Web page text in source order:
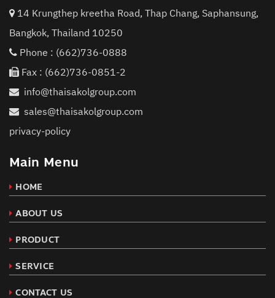
14 Krungthep kreetha Road, Thap Chang, Saphansung,
Bangkok, Thailand 10250
Phone : (662)736-0888
Fax : (662)736-0851-2
info@thaisakolgroup.com
sales@thaisakolgroup.com
privacy-policy
Main Menu
HOME
ABOUT US
PRODUCT
SERVICE
CONTACT US